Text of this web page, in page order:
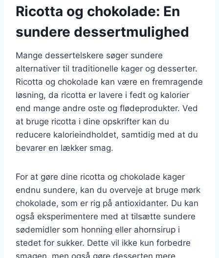
Ricotta og chokolade: En
sundere dessertmulighed
Mange dessertelskere søger sundere
alternativer til traditionelle kager og desserter.
Ricotta og chokolade kan være en fremragende
løsning, da ricotta er lavere i fedt og kalorier
end mange andre oste og flødeprodukter. Ved
at bruge ricotta i dine opskrifter kan du
reducere kalorieindholdet, samtidig med at du
bevarer en lækker smag.
For at gøre dine ricotta og chokolade kager
endnu sundere, kan du overveje at bruge mørk
chokolade, som er rig på antioxidanter. Du kan
også eksperimentere med at tilsætte sundere
sødemidler som honning eller ahornsirup i
stedet for sukker. Dette vil ikke kun forbedre
smagen, men også gøre desserten mere